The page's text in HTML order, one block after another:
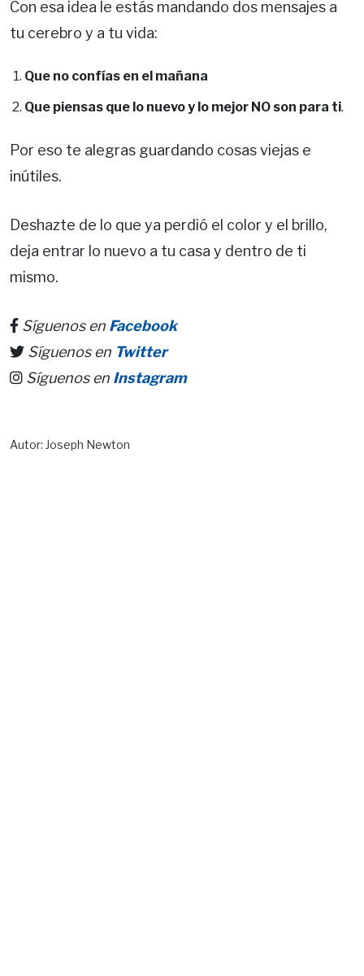
Con esa idea le estás mandando dos mensajes a
tu cerebro y a tu vida:
Que no confías en el mañana
Que piensas que lo nuevo y lo mejor NO son para ti.
Por eso te alegras guardando cosas viejas e
inútiles.
Deshazte de lo que ya perdió el color y el brillo,
deja entrar lo nuevo a tu casa y dentro de ti
mismo.
Síguenos en Facebook
Síguenos en Twitter
Síguenos en Instagram
Autor: Joseph Newton